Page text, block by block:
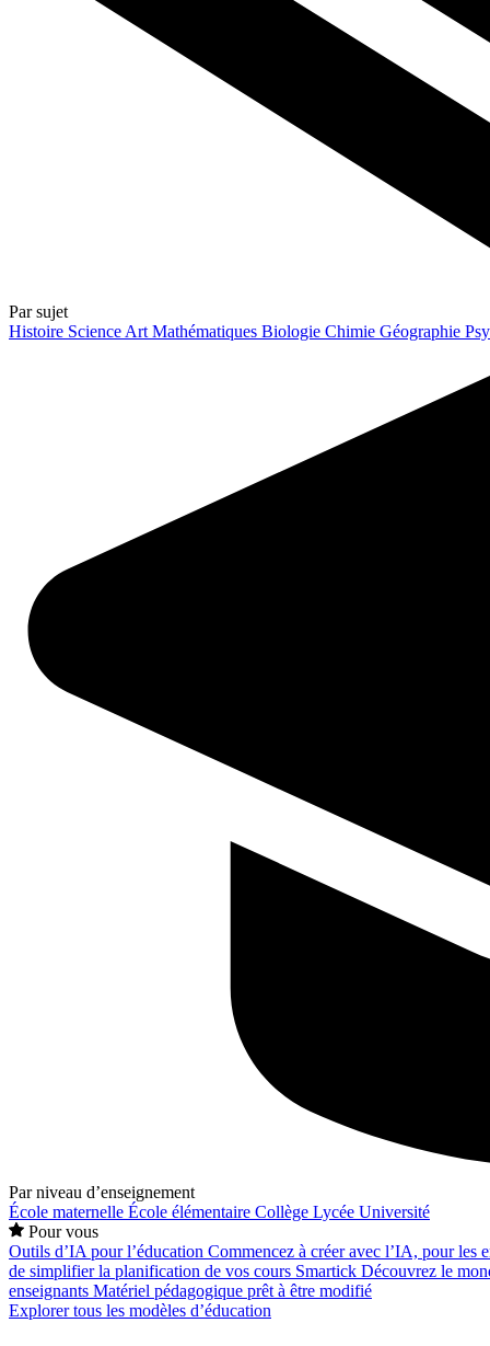
Par sujet
Histoire Science Art Mathématiques Biologie Chimie Géographie
Par niveau d’enseignement
École maternelle École élémentaire Collège Lycée Université
Pour vous
Outils d’IA pour l’éducation Commencez à créer avec l’IA, pour les
de simplifier la planification de vos cours Smartick Découvrez le
enseignants Matériel pédagogique prêt à être modifié
Explorer tous les modèles d’éducation